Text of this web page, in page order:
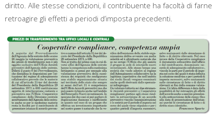
diritto. Alle stesse condizioni, il contribuente ha facoltà di farne
retroagire gli effetti a periodi d’imposta precedenti.